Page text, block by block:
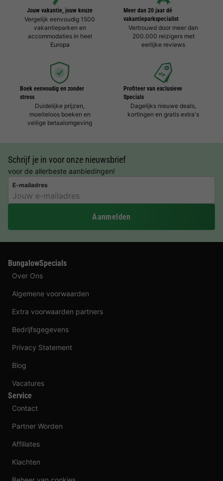
Jouw vakantie, jouw keuze
Vergelijk eenvoudig 1500
vakantieparken en
accommodaties in heel
Europa
Meer dan 20 jaar dé
vakantieparkspecialist
Vertrouwd door meer dan
200.000 reizigers met
eerlijke reviews
Boek eenvoudig en zonder
stress
Duidelijke prijzen,
moeiteloos boeken en
veilige betaalomgeving
Profiteer van exclusieve
Specials
Dagelijks nieuwe deals,
kortingen en gratis extra's
Schrijf je in voor onze nieuwsbrief
voor de allerbeste aanbiedingen!
E-mailadres
Aanmelden
BungalowSpecials
Over Ons
Algemene voorwaarden
Extra voorwaarden partners
Bedrijfsgegevens
Privacy Statement
Blog
Vacatures
Service
Contact
Partner Worden
Affiliates
Klachten